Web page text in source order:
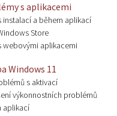
s aplikacemi
instalací a během aplikací
Store
webovými aplikacemi
Windows 11
s aktivací
výkonnostních problémů
aplikací